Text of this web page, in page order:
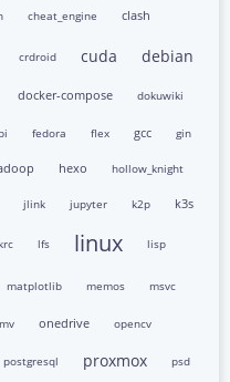
cheat_engine clash
crdroid cuda debian
docker-compose dokuwiki
fedora flex gcc gin
hexo hollow_knight
jlink jupyter k2p k3s
lfs linux lisp
matplotlib memos msvc
onedrive opencv
postgresql proxmox psd